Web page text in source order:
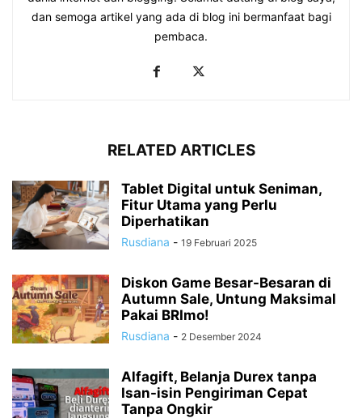
dan semoga artikel yang ada di blog ini bermanfaat bagi
pembaca.
RELATED ARTICLES
Tablet Digital untuk Seniman,
Fitur Utama yang Perlu
Diperhatikan
Rusdiana - 19 Februari 2025
Diskon Game Besar-Besaran di
Autumn Sale, Untung Maksimal
Pakai BRImo!
Rusdiana - 2 Desember 2024
Alfagift, Belanja Durex tanpa
Isan-isin Pengiriman Cepat
Tanpa Ongkir